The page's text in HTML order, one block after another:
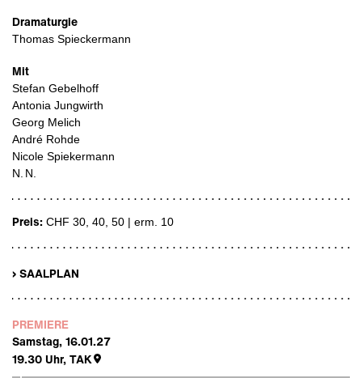
Dramaturgie
Thomas Spieckermann
Mit
Stefan Gebelhoff
Antonia Jungwirth
Georg Melich
André Rohde
Nicole Spiekermann
N. N.
Preis: CHF 30, 40, 50 | erm. 10
› SAALPLAN
PREMIERE
Samstag, 16.01.27
19.30 Uhr,TAK